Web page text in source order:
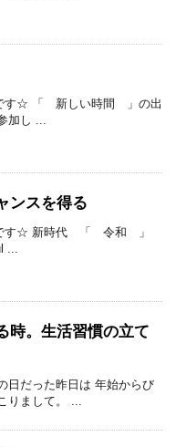
す☆ 「 新しい時間 」の出
加し ...
ンスを得る
す☆ 新時代 「 令和 」
...
時。生活習慣の立て
日だった昨日は 年始からび
りまして。 ...